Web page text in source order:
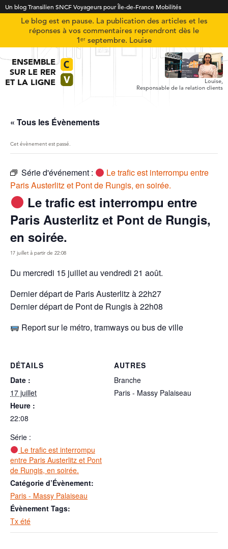
Un blog Transilien SNCF Voyageurs pour Île-de-France Mobilités
Le blog est en pause. La publication des articles et les
réponses à vos commentaires reprendront dès le
1ᵉʳ septembre. Louise
ENSEMBLE
SUR LE RER
ET LA LIGNE
Louise,
Responsable de la relation clients
« Tous les Évènements
Cet évènement est passé.
Série d'événement :
Le trafic est interrompu entre
Paris Austerlitz et Pont de Rungis, en soirée.
Le trafic est interrompu entre
Paris Austerlitz et Pont de Rungis,
en soirée.
17 juillet à partir de 22:08
Du mercredi 15 juillet au vendredi 21 août.
Dernier départ de Paris Austerlitz à 22h27
Dernier départ de Pont de Rungis à 22h08
Report sur le métro, tramways ou bus de ville
DÉTAILS
Date :
17 juillet
Heure :
22:08
Série :
Le trafic est interrompu
entre Paris Austerlitz et Pont
de Rungis, en soirée.
Catégorie d’Évènement:
Paris - Massy Palaiseau
Évènement Tags:
Tx été
AUTRES
Branche
Paris - Massy Palaiseau